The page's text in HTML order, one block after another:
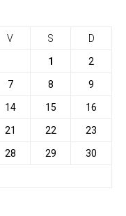
V S D
1 2
7 8 9
14 15 16
21 22 23
28 29 30